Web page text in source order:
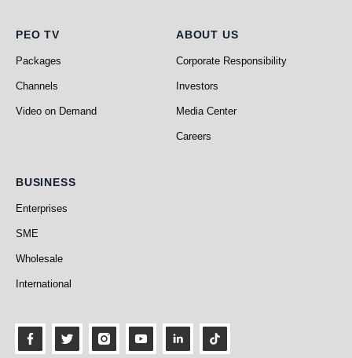
PEO TV
PEO TV
Packages
Channels
Video on Demand
About Us
ABOUT US
Corporate Responsibility
Investors
Media Center
Careers
Business
BUSINESS
Enterprises
SME
Wholesale
International